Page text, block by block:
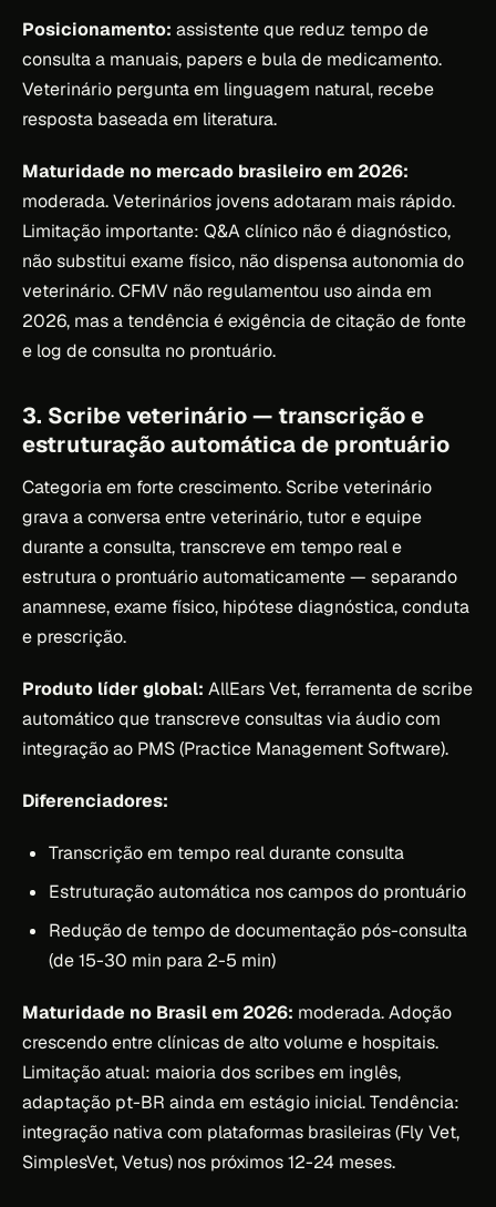
Posicionamento: assistente que reduz tempo de
consulta a manuais, papers e bula de medicamento.
Veterinário pergunta em linguagem natural, recebe
resposta baseada em literatura.
Maturidade no mercado brasileiro em 2026:
moderada. Veterinários jovens adotaram mais rápido.
Limitação importante: Q&A clínico não é diagnóstico,
não substitui exame físico, não dispensa autonomia do
veterinário. CFMV não regulamentou uso ainda em
2026, mas a tendência é exigência de citação de fonte
e log de consulta no prontuário.
3. Scribe veterinário — transcrição e
estruturação automática de prontuário
Categoria em forte crescimento. Scribe veterinário
grava a conversa entre veterinário, tutor e equipe
durante a consulta, transcreve em tempo real e
estrutura o prontuário automaticamente — separando
anamnese, exame físico, hipótese diagnóstica, conduta
e prescrição.
Produto líder global: AllEars Vet, ferramenta de scribe
automático que transcreve consultas via áudio com
integração ao PMS (Practice Management Software).
Diferenciadores:
Transcrição em tempo real durante consulta
Estruturação automática nos campos do prontuário
Redução de tempo de documentação pós-consulta
(de 15-30 min para 2-5 min)
Maturidade no Brasil em 2026: moderada. Adoção
crescendo entre clínicas de alto volume e hospitais.
Limitação atual: maioria dos scribes em inglês,
adaptação pt-BR ainda em estágio inicial. Tendência:
integração nativa com plataformas brasileiras (Fly Vet,
SimplesVet, Vetus) nos próximos 12-24 meses.